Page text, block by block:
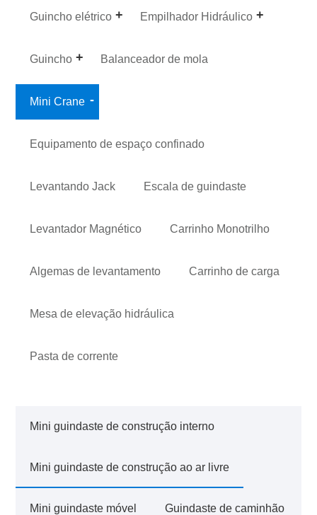
Guincho elétrico Empilhador Hidráulico
Guincho Balanceador de mola
Mini Crane
Equipamento de espaço confinado
Levantando Jack Escala de guindaste
Levantador Magnético Carrinho Monotrilho
Algemas de levantamento Carrinho de carga
Mesa de elevação hidráulica
Pasta de corrente
Mini guindaste de construção interno
Mini guindaste de construção ao ar livre
Mini guindaste móvel Guindaste de caminhão